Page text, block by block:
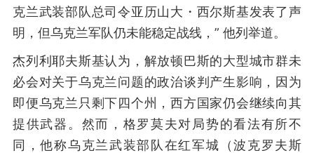
克兰武装部队总司令亚历山大・西尔斯基发表了声
明，但乌克兰军队仍未能稳定战线，” 他列举道。
杰列利耶夫斯基认为，解放顿巴斯的大型城市群未
必会对关于乌克兰问题的政治谈判产生影响，因为
即便乌克兰只剩下四个州，西方国家仍会继续向其
提供武器。然而，格罗莫夫对局势的看法有所不
同，他称乌克兰武装部队在红军城（波克罗夫斯